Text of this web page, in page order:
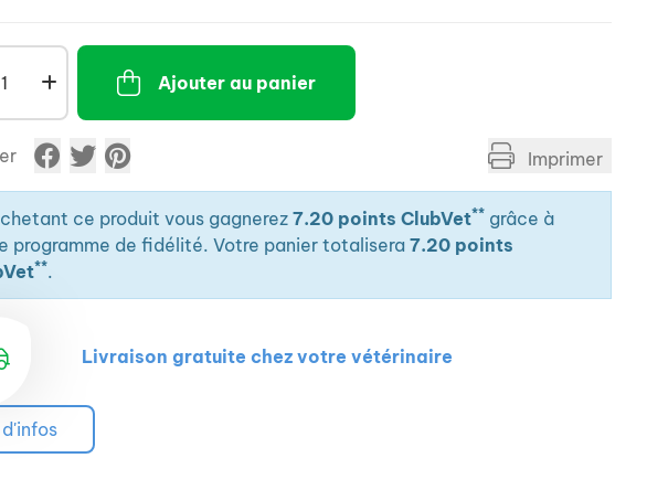
Ajouter au panier
Imprimer
ce produit vous gagnerez 7.20 points ClubVet** grâce à
programme de fidélité. Votre panier totalisera 7.20 points
**.
Livraison gratuite chez votre vétérinaire
d'infos